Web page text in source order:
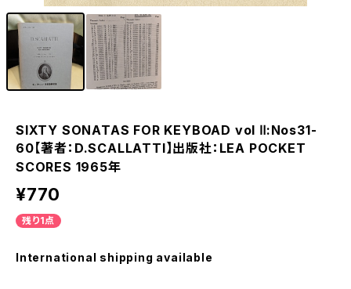
SIXTY SONATAS FOR KEYBOAD vol Ⅱ:Nos31-
60【著者：D.SCALLATTI】出版社：LEA POCKET
SCORES 1965年
¥770
残り1点
International shipping available